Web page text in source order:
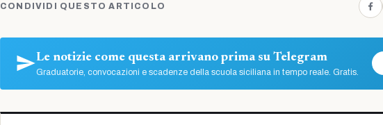
CONDIVIDI QUESTO ARTICOLO
Le notizie come questa arrivano prima su Telegram
Graduatorie, convocazioni e scadenze della scuola siciliana in tempo reale. Gratis.